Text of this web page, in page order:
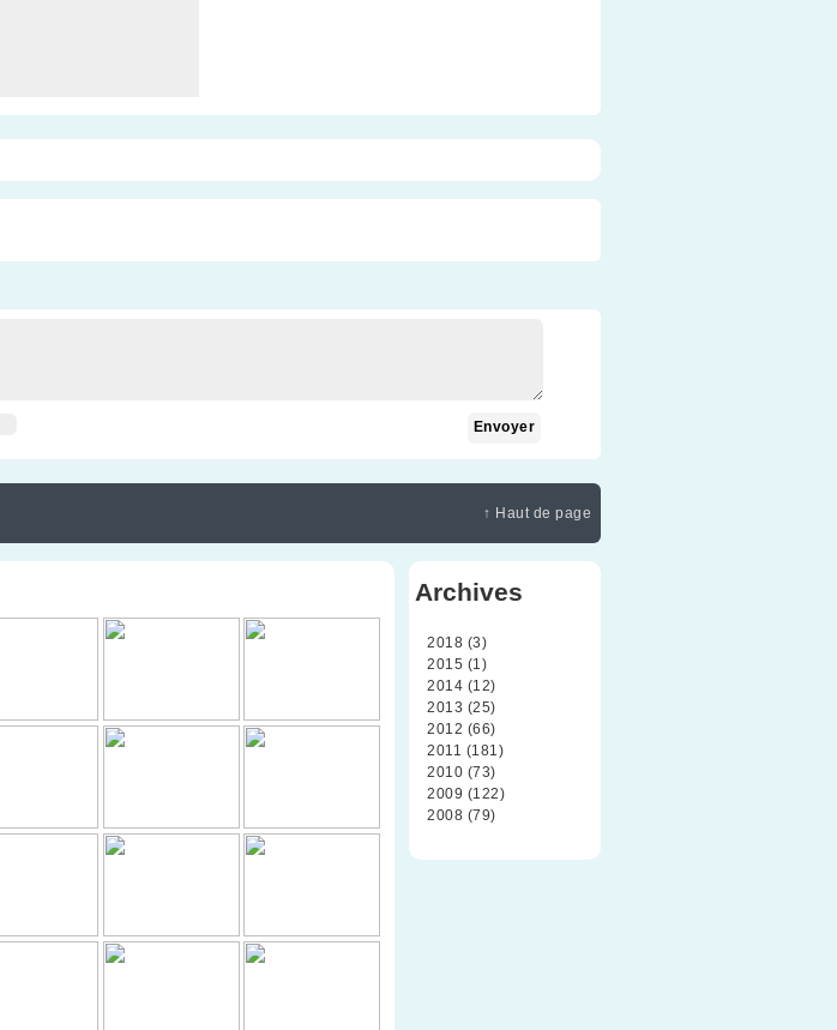
↑ Haut de page
Archives
2018 (3)
2015 (1)
2014 (12)
2013 (25)
2012 (66)
2011 (181)
2010 (73)
2009 (122)
2008 (79)